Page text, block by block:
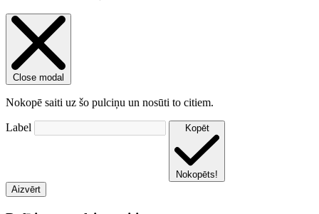
Close modal
Nokopē saiti uz šo pulciņu un nosūti to citiem.
Label Kopēt
Nokopēts!
Aizvērt